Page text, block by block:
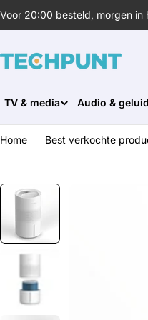
naar
inhoud
Voor 20:00 besteld, morgen
TV & media Audio & geluid
Home Best verkochte